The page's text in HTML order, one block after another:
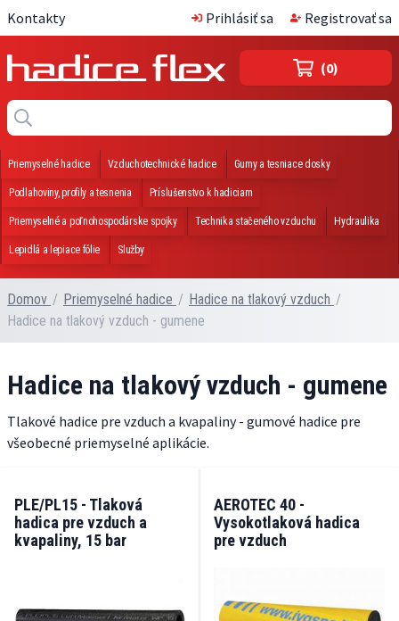
Kontakty Prihlásiť sa Registrovať sa
(0)
Priemyselné hadice Vzduchotechnické hadice Gumy a tesniace dosky
Podlahoviny, profily a tesnenia Príslušenstvo k hadiciam
Priemyselné a poľnohospodárske spojky Technika stačeného vzduchu Hydraulika
Lepidlá a lepiace fólie Služby
Domov / Priemyselné hadice / Hadice na tlakový vzduch /
Hadice na tlakový vzduch - gumene
Hadice na tlakový vzduch - gumene
Tlakové hadice pre vzduch a kvapaliny - gumové hadice pre
všeobecné priemyselné aplikácie.
PLE/PL15 - Tlaková
hadica pre vzduch a
kvapaliny, 15 bar
AEROTEC 40 -
Vysokotlaková hadica
pre vzduch